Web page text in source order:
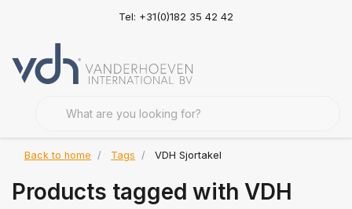
Tel: +31(0)182 35 42 42
Back to home Tags VDH Sjortakel
Products tagged with VDH